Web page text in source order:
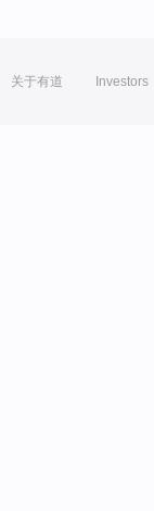
关于有道 Investors